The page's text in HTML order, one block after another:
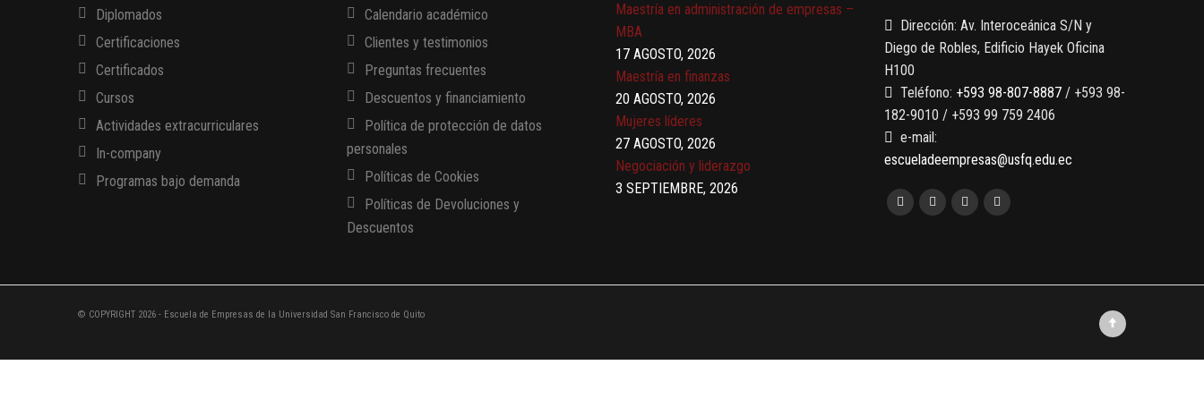
Diplomados
Certificaciones
Certificados
Cursos
Actividades extracurriculares
In-company
Programas bajo demanda
Calendario académico
Clientes y testimonios
Preguntas frecuentes
Descuentos y financiamiento
Política de protección de datos
personales
Políticas de Cookies
Políticas de Devoluciones y
Descuentos
Maestría en administración de empresas –
MBA
17 AGOSTO, 2026
Maestría en finanzas
20 AGOSTO, 2026
Mujeres líderes
27 AGOSTO, 2026
Negociación y liderazgo
3 SEPTIEMBRE, 2026
Dirección: Av. Interoceánica S/N y
Diego de Robles, Edificio Hayek Oficina
H100
Teléfono: +593 98-807-8887 / +593 98-
182-9010 / +593 99 759 2406
e-mail:
escueladeempresas@usfq.edu.ec
© COPYRIGHT 2026 - Escuela de Empresas de la Universidad San Francisco de Quito